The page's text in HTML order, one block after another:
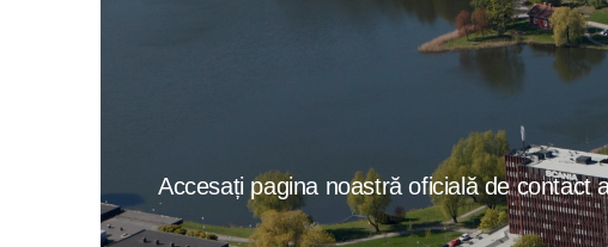
Accesați pagina noastră oficială de contact